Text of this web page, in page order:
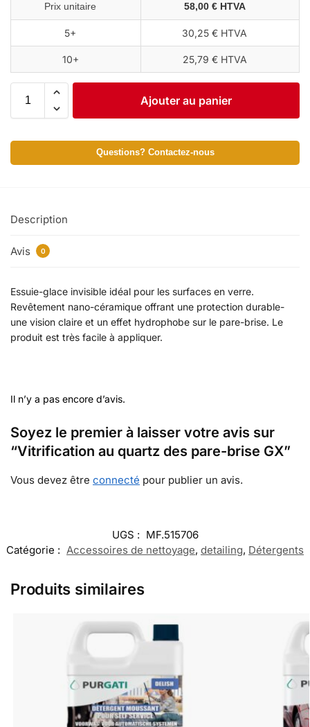
Prix unitaire 58,00 € HTVA
5+ 30,25 € HTVA
10+ 25,79 € HTVA
Ajouter au panier
Questions? Contactez-nous
Description
Avis 0
Essuie-glace invisible idéal pour les surfaces en verre.
Revêtement nano-céramique offrant une protection durable-
une vision claire et un effet hydrophobe sur le pare-brise. Le
produit est très facile à appliquer.
Il n’y a pas encore d’avis.
Soyez le premier à laisser votre avis sur
“Vitrification au quartz des pare-brise GX”
Vous devez être connecté pour publier un avis.
UGS : MF.515706
Catégorie : Accessoires de nettoyage, detailing, Détergents
Produits similaires